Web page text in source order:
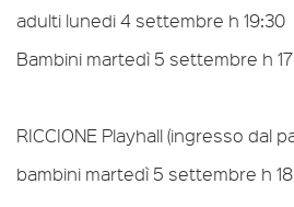
adulti lunedi 4 settembre h 19:30
Bambini martedì 5 settembre h
RICCIONE Playhall (ingresso dal
bambini martedì 5 settembre h